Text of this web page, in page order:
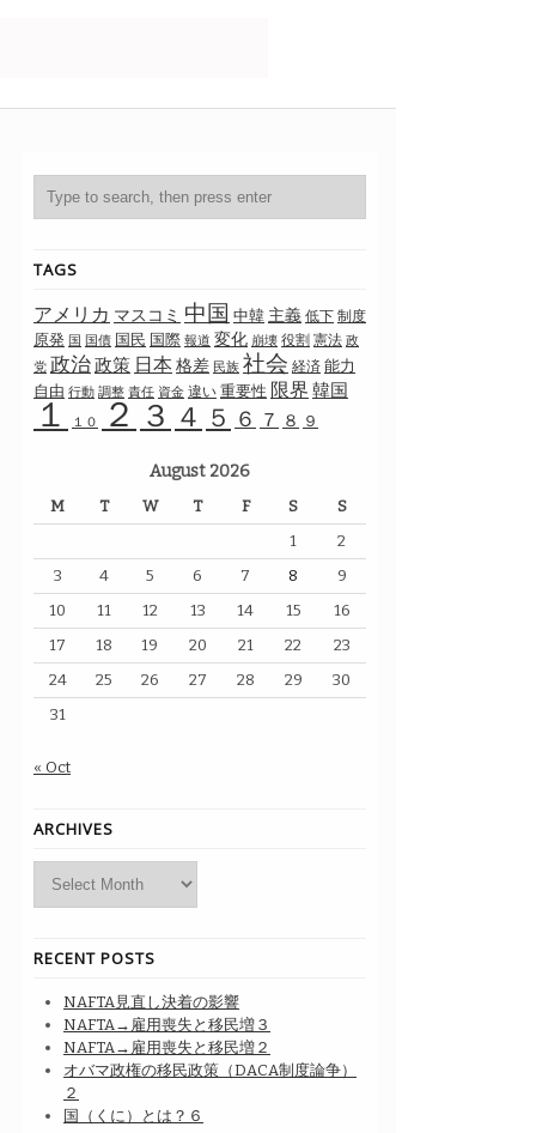
TAGS
アメリカ マスコミ 中国 中韓 主義 低下 制度
原発 国 国債 国民 国際 報道 変化 崩壊 役割 憲法 政
党 政治政策 日本 格差 民族 社会 経済 能力
自由 行動 調整 責任 資金 違い 重要性 限界 韓国
１ １０ ２ ３ ４ ５ ６ ７ ８ ９
August 2026
M T W T F S
S
1
2
3
4 5 6 7 8
9
10
11 12 13 14 15
16
17
18 19 20 21 22
23
24
25 26 27 28 29
30
31
« Oct
ARCHIVES
RECENT POSTS
NAFTA見直し決着の影響
NAFTA→雇用喪失と移民増３
NAFTA→雇用喪失と移民増２
オバマ政権の移民政策（DACA制度論争）
２
国（くに）とは？６